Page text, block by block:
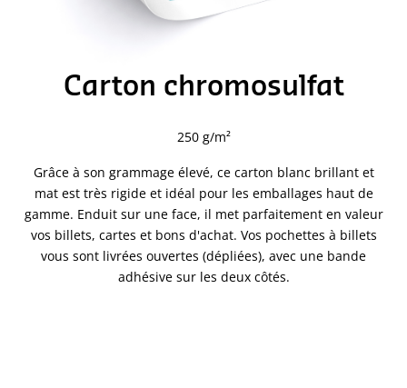
Carton chromosulfat
250 g/m²
Grâce à son grammage élevé, ce carton blanc brillant et
mat est très rigide et idéal pour les emballages haut de
gamme. Enduit sur une face, il met parfaitement en valeur
vos billets, cartes et bons d'achat. Vos pochettes à billets
vous sont livrées ouvertes (dépliées), avec une bande
adhésive sur les deux côtés.